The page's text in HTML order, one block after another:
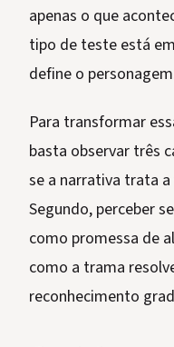
apenas o que
tipo de teste está
define o
Para transformar
basta observar três
se a narrativa trata
Segundo, perceber
como promessa de
como a trama
reconhecimento